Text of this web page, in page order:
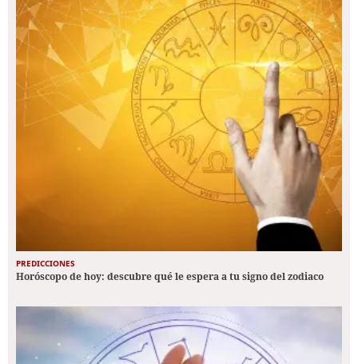
PREDICCIONES
Horóscopo de hoy: descubre qué le espera a tu signo del zodiaco